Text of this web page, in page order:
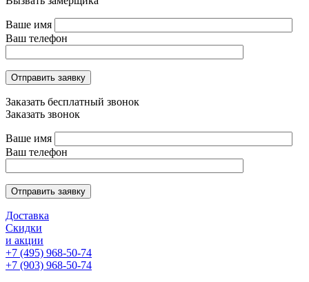
Ваше имя
Ваш телефон
Отправить заявку
Заказать бесплатный звонок
Заказать звонок
Ваше имя
Ваш телефон
Отправить заявку
Доставка
Скидки
и акции
+7 (495) 968-50-74
+7 (903) 968-50-74